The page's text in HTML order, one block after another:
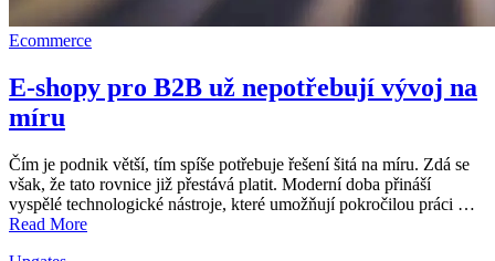
Ecommerce
E-shopy pro B2B už nepotřebují vývoj na
míru
Čím je podnik větší, tím spíše potřebuje řešení šitá na míru. Zdá se
však, že tato rovnice již přestává platit. Moderní doba přináší
vyspělé technologické nástroje, které umožňují pokročilou práci …
Read More